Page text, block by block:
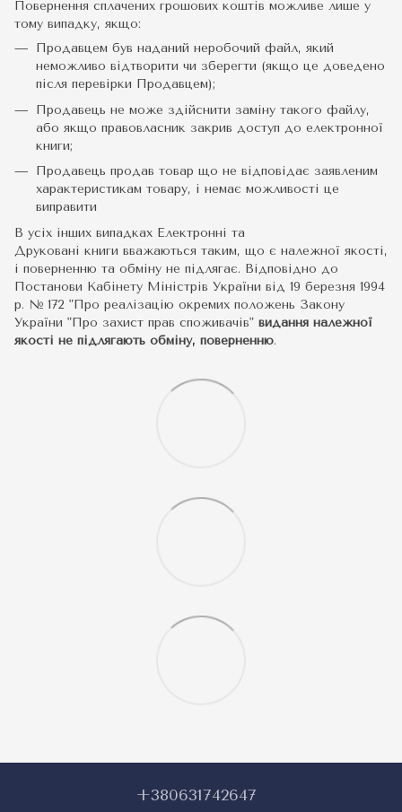
Повернення сплачених грошових коштів можливе лише у
тому випадку, якщо:
Продавцем був наданий неробочий файл, який
неможливо відтворити чи зберегти (якщо це доведено
після перевірки Продавцем);
Продавець не може здійснити заміну такого файлу,
або якщо правовласник закрив доступ до електронної
книги;
Продавець продав товар що не відповідає заявленим
характеристикам товару, і немає можливості це
виправити
В усіх інших випадках Електронні та
Друковані книги вважаються таким, що є належної якості,
і поверненню та обміну не підлягає. Відповідно до
Постанови Кабінету Міністрів України від 19 березня 1994
р. № 172 "Про реалізацію окремих положень Закону
України "Про захист прав споживачів" видання належної
якості не підлягають обміну, поверненню.
+380631742647